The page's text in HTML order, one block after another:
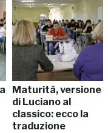
Maturità, versione
di Luciano al
classico: ecco la
traduzione